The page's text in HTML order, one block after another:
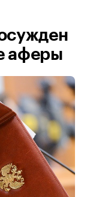
аферы